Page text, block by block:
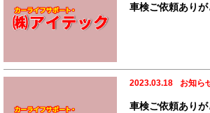
車検ご依頼あり
2023.03.18 お知ら
車検ご依頼あり